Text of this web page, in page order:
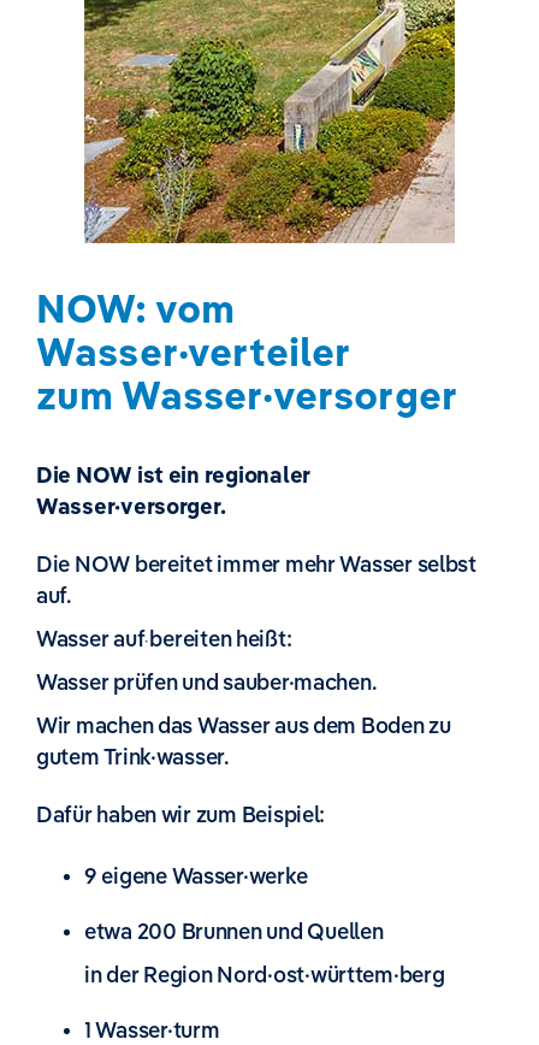
NOW: vom
Wasser·verteiler
zum Wasser·versorger
Die NOW ist ein regionaler
Wasser·versorger.
Die NOW bereitet immer mehr Wasser selbst
auf.
Wasser auf·bereiten heißt:
Wasser prüfen und sauber·machen.
Wir machen das Wasser aus dem Boden zu
gutem Trink·wasser.
Dafür haben wir zum Beispiel:
9 eigene Wasser·werke
etwa 200 Brunnen und Quellen
in der Region Nord·ost·württem·berg
1 Wasser·turm